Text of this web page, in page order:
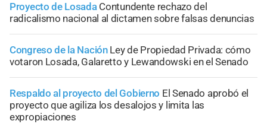
Proyecto de Losada Contundente rechazo del
radicalismo nacional al dictamen sobre falsas denuncias
Congreso de la Nación Ley de Propiedad Privada: cómo
votaron Losada, Galaretto y Lewandowski en el Senado
Respaldo al proyecto del Gobierno El Senado aprobó el
proyecto que agiliza los desalojos y limita las
expropiaciones